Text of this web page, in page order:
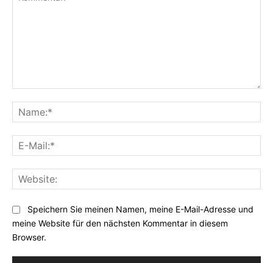
Speichern Sie meinen Namen, meine E-Mail-Adresse und
meine Website für den nächsten Kommentar in diesem
Browser.